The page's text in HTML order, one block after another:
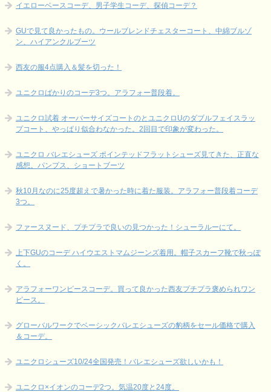
イエローベースコーデ、男子学生コーデ、探偵コーデ？
GUで見て良かったもの。ウールブレンドチェスターコート、中綿ブルゾ
ン、ハイアンクルブーツ
西友の服4点購入＆髪を切った！
ユニクロばかりのコーデ3つ。アラフォー普段着。
ユニクロ試着 オーバーサイズコートのとユニクロUのダブルフェイスラッ
プコート、やっぱり似合わなかった。2回目で印象が変わった。
ユニクロ バレエシューズ ポインテッドフラットシューズ見てきた、正直な
感想。パンプス、ショートブーツ
秋10月なのに25度超えで暑かった時に着た服装。アラフォー普段着コーデ
3つ。
ファースヌード、プチプラで良いの見つかった！シューラルーにて。
上下GUのコーデ ハイウエストマムジーンズ着用。帽子スカーフ靴で秋っぽ
く。
アラフォーワンピースコーデ。買って良かった西友プチプラ褒められワン
ピース。
グローバルワークでベーシックバレエシューズの豹柄をセール価格で購入
＆コーデ。
ユニクロシューズ10/24全国発売！バレエシューズ欲しいかも！
ユニクロ×イオンのコーデ2つ。気温20度と24度。